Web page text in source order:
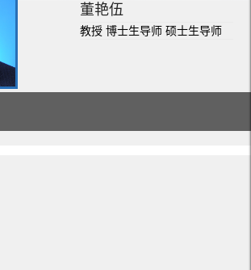
董艳伍
教授 博士生导师 硕士生导师